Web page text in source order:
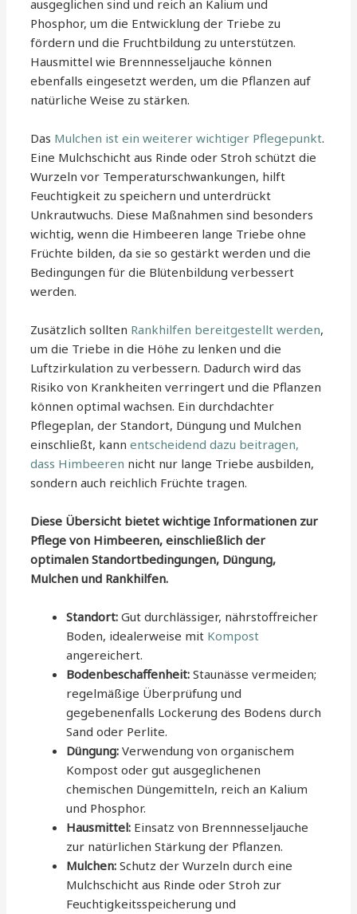
ausgeglichen sind und reich an Kalium und
Phosphor, um die Entwicklung der Triebe zu
fördern und die Fruchtbildung zu unterstützen.
Hausmittel wie Brennnesseljauche können
ebenfalls eingesetzt werden, um die Pflanzen auf
natürliche Weise zu stärken.
Das Mulchen ist ein weiterer wichtiger Pflegepunkt.
Eine Mulchschicht aus Rinde oder Stroh schützt die
Wurzeln vor Temperaturschwankungen, hilft
Feuchtigkeit zu speichern und unterdrückt
Unkrautwuchs. Diese Maßnahmen sind besonders
wichtig, wenn die Himbeeren lange Triebe ohne
Früchte bilden, da sie so gestärkt werden und die
Bedingungen für die Blütenbildung verbessert
werden.
Zusätzlich sollten Rankhilfen bereitgestellt werden,
um die Triebe in die Höhe zu lenken und die
Luftzirkulation zu verbessern. Dadurch wird das
Risiko von Krankheiten verringert und die Pflanzen
können optimal wachsen. Ein durchdachter
Pflegeplan, der Standort, Düngung und Mulchen
einschließt, kannentscheidend dazu beitragen,
dass Himbeeren nicht nur lange Triebe ausbilden,
sondern auch reichlich Früchte tragen.
Diese Übersicht bietet wichtige Informationen zur
Pflege von Himbeeren, einschließlich der
optimalen Standortbedingungen, Düngung,
Mulchen und Rankhilfen.
Standort: Gut durchlässiger, nährstoffreicher
Boden, idealerweise mit Kompost
angereichert.
Bodenbeschaffenheit: Staunässe vermeiden;
regelmäßige Überprüfung und
gegebenenfalls Lockerung des Bodens durch
Sand oder Perlite.
Düngung: Verwendung von organischem
Kompost oder gut ausgeglichenen
chemischen Düngemitteln, reich an Kalium
und Phosphor.
Hausmittel: Einsatz von Brennnesseljauche
zur natürlichen Stärkung der Pflanzen.
Mulchen: Schutz der Wurzeln durch eine
Mulchschicht aus Rinde oder Stroh zur
Feuchtigkeitsspeicherung und